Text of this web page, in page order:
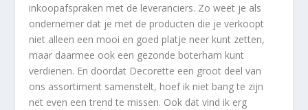
inkoopafspraken met de leveranciers. Zo weet je als
ondernemer dat je met de producten die je verkoopt
niet alleen een mooi en goed platje neer kunt zetten,
maar daarmee ook een gezonde boterham kunt
verdienen. En doordat Decorette een groot deel van
ons assortiment samenstelt, hoef ik niet bang te zijn
net even een trend te missen. Ook dat vind ik erg